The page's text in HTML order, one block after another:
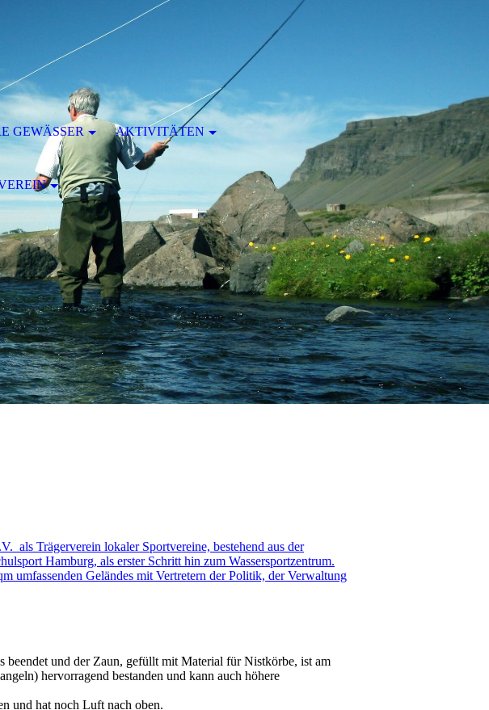
als Trägerverein lokaler Sportvereine, bestehend aus der
Hamburg, als erster Schritt hin zum Wassersportzentrum.
umfassenden Geländes mit Vertretern der Politik, der Verwaltung
beendet und der Zaun, gefüllt mit Material für Nistkörbe, ist am
hervorragend bestanden und kann auch höhere
und hat noch Luft nach oben.
GEWÄSSER AKTIVITÄTEN